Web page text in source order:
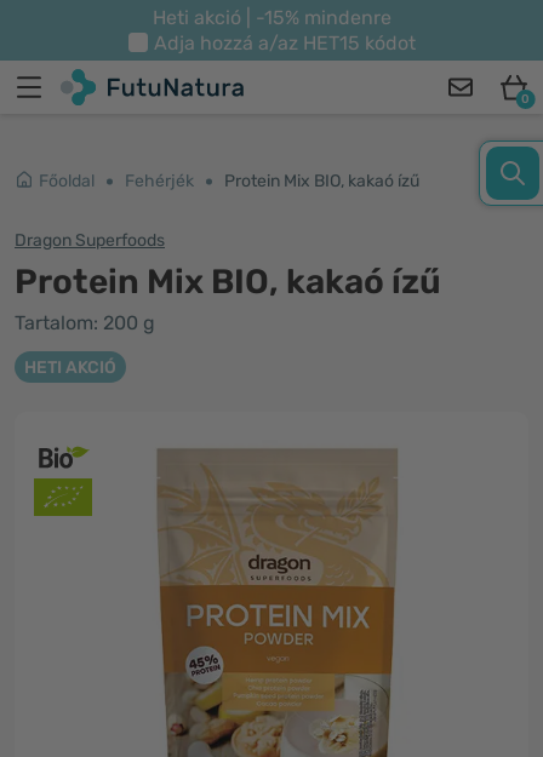
Heti akció | -15% mindenre
Adja hozzá a/az HET15 kódot
0
Főoldal Fehérjék Protein Mix BIO, kakaó ízű
Dragon Superfoods
Protein Mix BIO, kakaó ízű
Tartalom: 200 g
HETI AKCIÓ